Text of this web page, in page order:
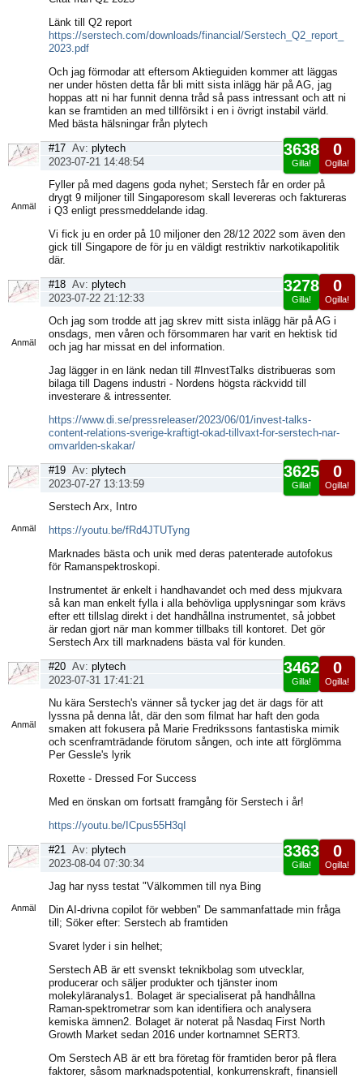
Länk till Q2 report
https://serstech.com/downloads/financial/Serstech_Q2_report_
2023.pdf
Och jag förmodar att eftersom Aktieguiden kommer att läggas
ner under hösten detta får bli mitt sista inlägg här på AG, jag
hoppas att ni har funnit denna tråd så pass intressant och att ni
kan se framtiden an med tillförsikt i en i övrigt instabil värld.
Med bästa hälsningar från plytech
Anmäl
0
Ogilla!
3638
Gilla!
#17 Av: plytech
2023-07-21 14:48:54
Fyller på med dagens goda nyhet; Serstech får en order på
drygt 9 miljoner till Singaporesom skall levereras och faktureras
i Q3 enligt pressmeddelande idag.
Vi fick ju en order på 10 miljoner den 28/12 2022 som även den
gick till Singapore de för ju en väldigt restriktiv narkotikapolitik
där.
Anmäl
0
Ogilla!
3278
Gilla!
#18 Av: plytech
2023-07-22 21:12:33
Och jag som trodde att jag skrev mitt sista inlägg här på AG i
onsdags, men våren och försommaren har varit en hektisk tid
och jag har missat en del information.
Jag lägger in en länk nedan till #InvestTalks distribueras som
bilaga till Dagens industri - Nordens högsta räckvidd till
investerare & intressenter.
https://www.di.se/pressreleaser/2023/06/01/invest-talks-
content-relations-sverige-kraftigt-okad-tillvaxt-for-serstech-nar-
omvarlden-skakar/
Anmäl
0
Ogilla!
3625
Gilla!
#19 Av: plytech
2023-07-27 13:13:59
Serstech Arx, Intro
https://youtu.be/fRd4JTUTyng
Marknades bästa och unik med deras patenterade autofokus
för Ramanspektroskopi.
Instrumentet är enkelt i handhavandet och med dess mjukvara
så kan man enkelt fylla i alla behövliga upplysningar som krävs
efter ett tillslag direkt i det handhållna instrumentet, så jobbet
är redan gjort när man kommer tillbaks till kontoret. Det gör
Serstech Arx till marknadens bästa val för kunden.
Anmäl
0
Ogilla!
3462
Gilla!
#20 Av: plytech
2023-07-31 17:41:21
Nu kära Serstech's vänner så tycker jag det är dags för att
lyssna på denna låt, där den som filmat har haft den goda
smaken att fokusera på Marie Fredrikssons fantastiska mimik
och scenframträdande förutom sången, och inte att förglömma
Per Gessle's lyrik
Roxette - Dressed For Success
Med en önskan om fortsatt framgång för Serstech i år!
https://youtu.be/ICpus55H3qI
Anmäl
0
Ogilla!
3363
Gilla!
#21 Av: plytech
2023-08-04 07:30:34
Jag har nyss testat "Välkommen till nya Bing
Din AI-drivna copilot för webben" De sammanfattade min fråga
till; Söker efter: Serstech ab framtiden
Svaret lyder i sin helhet;
Serstech AB är ett svenskt teknikbolag som utvecklar,
producerar och säljer produkter och tjänster inom
molekyläranalys1. Bolaget är specialiserat på handhållna
Raman-spektrometrar som kan identifiera och analysera
kemiska ämnen2. Bolaget är noterat på Nasdaq First North
Growth Market sedan 2016 under kortnamnet SERT3.
Om Serstech AB är ett bra företag för framtiden beror på flera
faktorer, såsom marknadspotential, konkurrenskraft, finansiell